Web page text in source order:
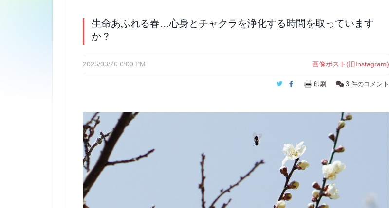
生命あふれる春…心身とチャクラを浄化する時間を取っています
か？
2025/03/26 6:00 PM 画像ポスト(旧Instagram)
Twitter
Facebook
印刷 3件のコメント